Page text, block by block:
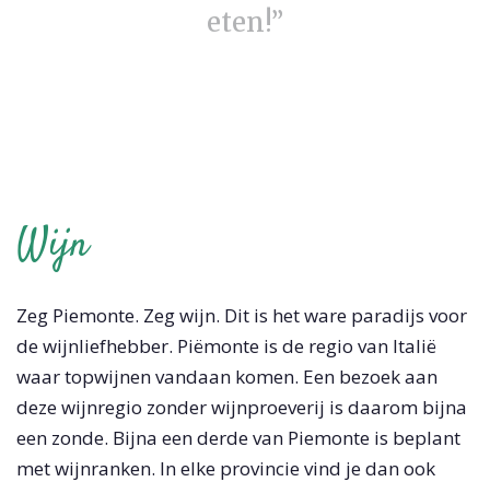
eten!”
Wijn
Zeg Piemonte. Zeg wijn. Dit is het ware paradijs voor
de wijnliefhebber. Piëmonte is de regio van Italië
waar topwijnen vandaan komen. Een bezoek aan
deze wijnregio zonder wijnproeverij is daarom bijna
een zonde. Bijna een derde van Piemonte is beplant
met wijnranken. In elke provincie vind je dan ook